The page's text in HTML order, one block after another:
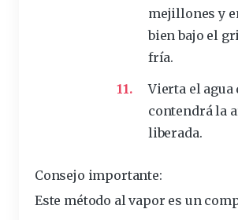
mejillones y
bien bajo el
fría.
Vierta el agua
contendrá la
liberada.
Consejo importante:
Este método al vapor es un